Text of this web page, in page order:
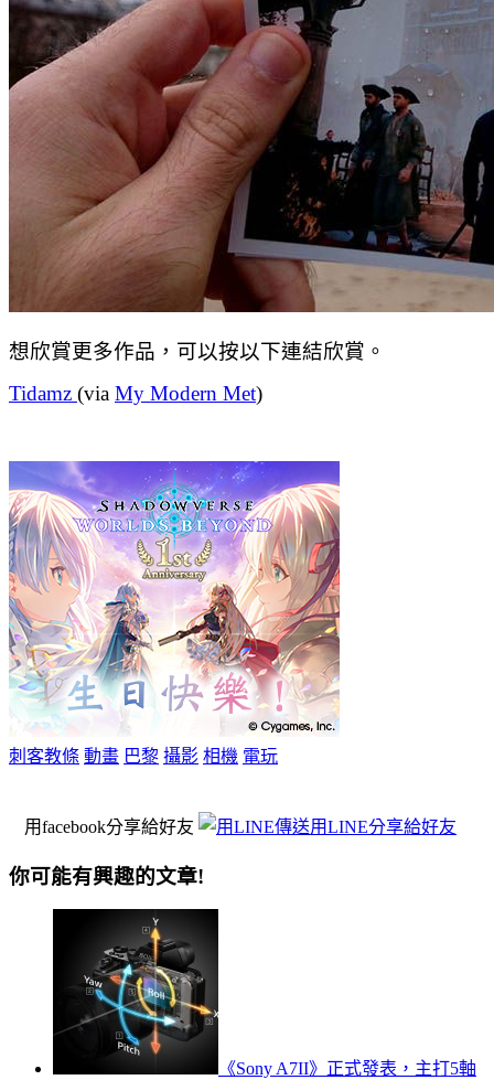
想欣賞更多作品，可以按以下連結欣賞。
Tidamz (via My Modern Met)
刺客教條 動畫 巴黎 攝影 相機 電玩
用facebook分享給好友 用LINE分享給好友
你可能有興趣的文章!
《Sony A7II》正式發表，主打5軸